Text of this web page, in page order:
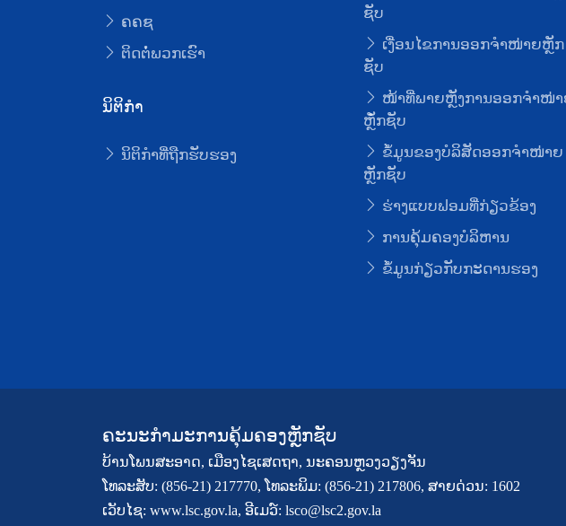
ຄຄຊ
ຕິດຕໍ່ພວກເຮົາ
ນິຕິກໍາ
ນິຕິກໍາທີ່ຖືກຮັບຮອງ
ຊັບ
ເງື່ອນໄຂການອອກຈໍາໜ່າຍຫຼັກ
ຊັບ
ໜ້າທີ່ພາຍຫຼັງການອອກຈໍາໜ່າ
ຫຼັໍກຊັບ
ຂໍ້ມູນຂອງບໍລິສັດອອກຈໍາໜ່າຍ
ຫຼັກຊັບ
ຮ່າງແບບຟອມທີ່ກ່ຽວຂ້ອງ
ການຄຸ້ມຄອງບໍລິຫານ
ຂໍ້ມູນກ່ຽວກັບກະດານຮອງ
ຄະນະກຳມະການຄຸ້ມຄອງຫຼັກຊັບ
ບ້ານໂພນສະອາດ, ເມືອງໄຊເສດຖາ, ນະຄອນຫຼວງວຽງຈັນ
ໂທລະສັບ: (856-21) 217770, ໂທລະພິມ: (856-21) 217806, ສາຍດ່ວນ: 1602
ເວັບໄຊ: www.lsc.gov.la, ອີເມວ໌: lsco@lsc2.gov.la